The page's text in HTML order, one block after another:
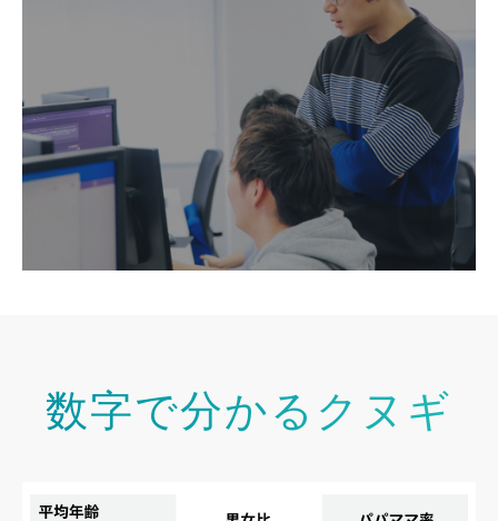
数字で分かるクヌギ